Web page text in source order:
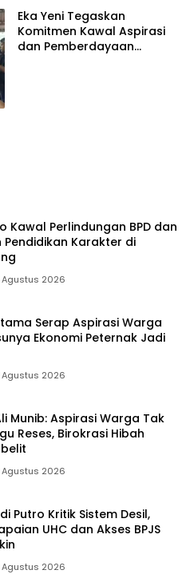
Eka Yeni Tegaskan
Komitmen Kawal Aspirasi
dan Pemberdayaan
Kawal Perlindungan BPD dan
Pendidikan Karakter di
Agustus 2026
Serap Aspirasi Warga
Ekonomi Peternak Jadi
Agustus 2026
Munib: Aspirasi Warga Tak
Reses, Birokrasi Hibah
Agustus 2026
Putro Kritik Sistem Desil,
UHC dan Akses BPJS
Agustus 2026